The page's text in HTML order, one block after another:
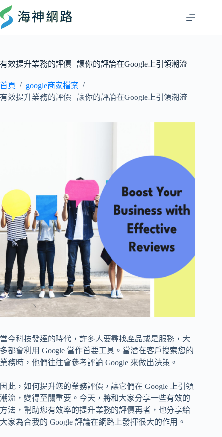
有效提升業務的評價 | 讓你的評論在Google上引領潮流
首頁 / google商家檔案 /
有效提升業務的評價 | 讓你的評論在Google上引領潮流
當今科技發達的時代，許多人要尋找產品或是服務，大
多都會利用 Google 當作首要工具。當潛在客戶搜索您的
業務時，他們往往會參考評論 Google 來做出決策。
因此，如何提升您的業務評價，讓它們在 Google 上引領
潮流，變得至關重要。今天，將和大家分享一些有效的
方法，幫助您有效率的提升業務的評價再者，也分享給
大家為合我的 Google 評論在網路上發揮很大的作用。